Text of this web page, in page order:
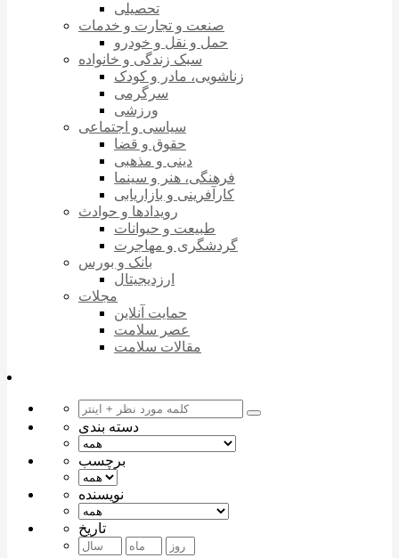
تحصیلی
صنعت و تجارت و خدمات
حمل و نقل و خودرو
سبک زندگی و خانواده
زناشویی، مادر و کودک
سرگرمی
ورزشی
سیاسی و اجتماعی
حقوق و قضا
دینی و مذهبی
فرهنگی، هنر و سینما
کارآفرینی و بازاریابی
رویدادها و حوادث
طبیعت و حیوانات
گردشگری و مهاجرت
بانک و بورس
ارزدیجیتال
مجلات
حمایت آنلاین
عصر سلامت
مقالات سلامت
دسته بندی
برچسب
نویسنده
تاریخ